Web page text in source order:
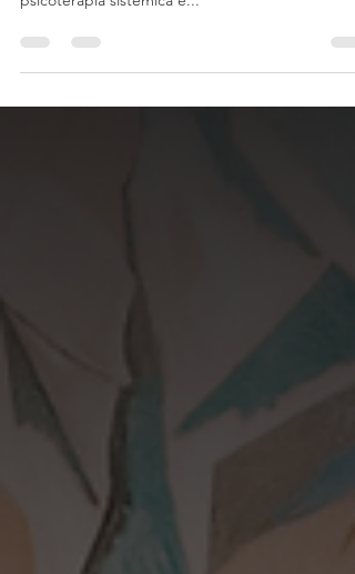
si è svolto il seminario "Evidenze e creatività in
psicoterapia sistemica e...